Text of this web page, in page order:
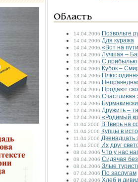
Область
14.04.2006 Позвольте
14.04.2006 Для куража
14.04.2006 «Вот на
13.04.2006 Лучшая –
13.04.2006 С прибылью
13.04.2006 Кубок –
13.04.2006 Плюс
13.04.2006
13.04.2006 Продают
13.04.2006 Счастливая
12.04.2006
12.04.2006 Дружить –
12.04.2006 «Родимый
11.04.2006 В Тверь на
11.04.2006 Купцы в
11.04.2006 Двенадцать
11.04.2006 Их друг
08.04.2006 Что у нас
08.04.2006 Сидячая
08.04.2006 Злые
07.04.2006 По заслугам
07.04.2006 Хлеб и